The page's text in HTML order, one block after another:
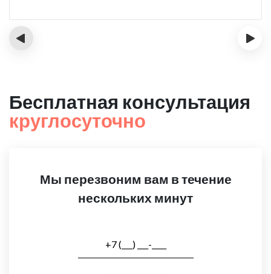
‹ ›
Бесплатная консультация
круглосуточно
Мы перезвоним вам в течение
нескольких минут